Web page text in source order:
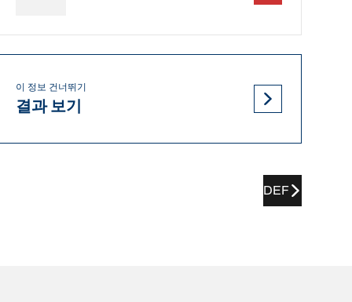
이 정보 건너뛰기
결과 보기
DEF